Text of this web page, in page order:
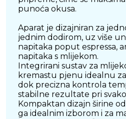
punoća okusa.
Aparat je dizajniran za
jednim dodirom, uz više
napitaka poput espressa,
napitaka s mlijekom.
Integrirani sustav za
kremastu pjenu idealnu
dok precizna kontrola
stabilne rezultate pri
Kompaktan dizajn širine
ga idealnim izborom i za